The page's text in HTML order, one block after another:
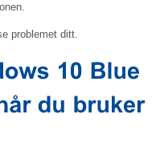
problemet ditt.